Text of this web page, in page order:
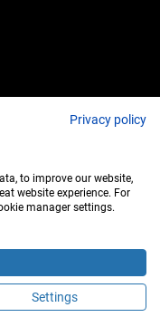
Privacy policy
to improve our website,
website experience. For
manager settings.
Settings